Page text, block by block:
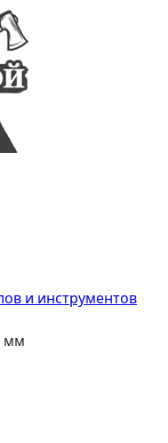
и инструментов
мм